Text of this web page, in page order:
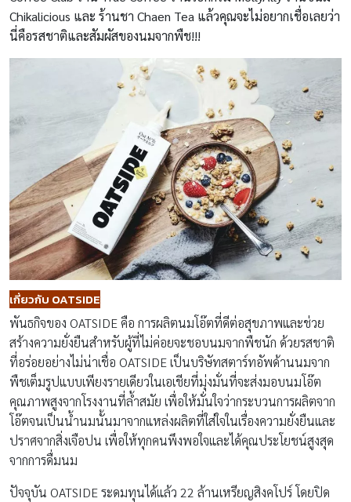
Chikalicious และ ร้านชา Chaen Tea แล้วคุณจะไม่อยากเชื่อเลยว่า
นี่คือรสชาติและสัมผัสของนมจากพืช!!!
เกี่ยวกับ OATSIDE
พันธกิจของ OATSIDE คือ การผลิตนมโอ๊ตที่ดีต่อสุขภาพและช่วย
สร้างความยั่งยืนสำหรับผู้ที่ไม่ค่อยจะชอบนมจากพืชนัก ด้วยรสชาติ
ที่อร่อยอย่างไม่น่าเชื่อ OATSIDE เป็นบริษัทสตาร์ทอัพด้านนมจาก
พืชเต็มรูปแบบเพียงรายเดียวในเอเชียที่มุ่งมั่นที่จะส่งมอบนมโอ๊ต
คุณภาพสูงจากโรงงานที่ล้ำสมัย เพื่อให้มั่นใจว่ากระบวนการผลิตจาก
โอ๊ตจนเป็นน้ำนมนั้นมาจากแหล่งผลิตที่ใส่ใจในเรื่องความยั่งยืนและ
ปราศจากสิ่งเจือปน เพื่อให้ทุกคนพึงพอใจและได้คุณประโยชน์สูงสุด
จากการดื่มนม
ปัจจุบัน OATSIDE ระดมทุนได้แล้ว 22 ล้านเหรียญสิงคโปร์ โดยปิด